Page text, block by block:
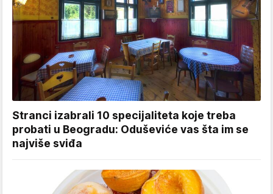
Stranci izabrali 10 specijaliteta koje treba
probati u Beogradu: Oduševiće vas šta im se
najviše sviđa